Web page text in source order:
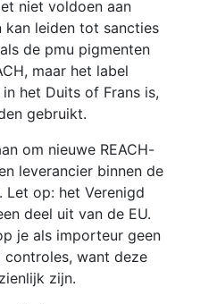
niet voldoen aan
kan leiden tot sancties
de pmu pigmenten
maar het label
het Duits of Frans is,
gebruikt.
om nieuwe REACH-
leverancier binnen de
Let op: het Verenigd
deel uit van de EU.
je als importeur geen
want deze
zijn.